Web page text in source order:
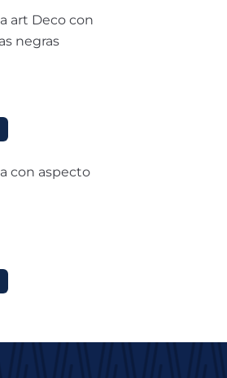
art Deco con
negras
con aspecto